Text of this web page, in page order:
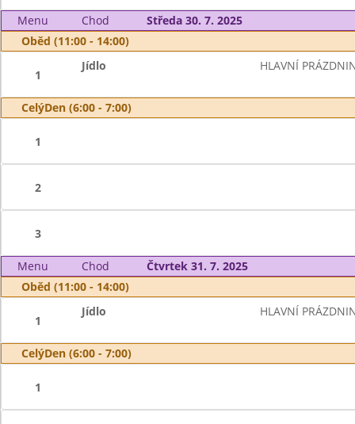
Menu Chod
Středa 30. 7. 2025
Oběd (11:00 - 14:00)
1
Jídlo HLAVNÍ
CelýDen (6:00 - 7:00)
1
2
3
Menu Chod
Čtvrtek 31. 7. 2025
Oběd (11:00 - 14:00)
1
Jídlo HLAVNÍ
CelýDen (6:00 - 7:00)
1